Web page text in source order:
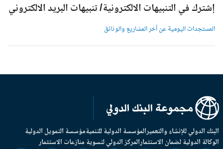
إشترك في التنبيهات الالكترونية/ تنبيهات البريد الالكتروني
المستجدات اليومية عن آخر المشاريع والوثائق
الدولي للإنشاء والتعميرالمؤسسة الدولية للتنميةمؤسسة التمويل الدولية
الدولية لضمان الاستثمارالمركز الدولي لتسوية منازعات الاستثمار